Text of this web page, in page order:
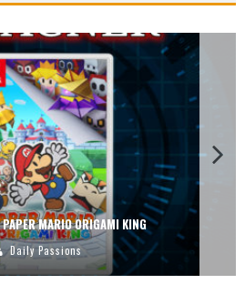
CONCOURS : DREAMS SUR PS4
Carlos Mühlig